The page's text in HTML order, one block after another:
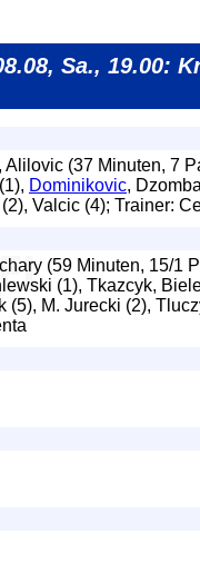
Sa., 19.00:
Alilovic (37 Minuten, 7
Dominikovic,
Valcic (4); Trainer:
(59 Minuten, 15/1
(1), Tkazcyk,
(5), M. Jurecki (2),